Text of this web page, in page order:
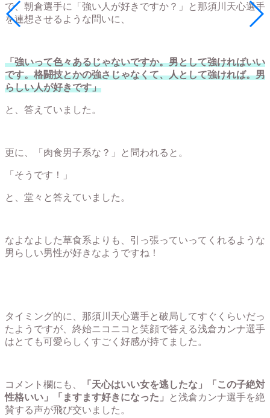
で、朝倉選手に「強い人が好きですか？」と那須川天心選手
を連想させるような問いに、
「強いって色々あるじゃないですか。男として強ければいい
です。格闘技とかの強さじゃなくて、人として強ければ。男
らしい人が好きです」
と、答えていました。
更に、「肉食男子系な？」と問われると。
「そうです！」
と、堂々と答えていました。
なよなよした草食系よりも、引っ張っていってくれるような
男らしい男性が好きなようですね！
タイミング的に、那須川天心選手と破局してすぐくらいだっ
たようですが、終始ニコニコと笑顔で答える浅倉カンナ選手
はとても可愛らしくすごく好感が持てました。
コメント欄にも、
「天心はいい女を逃したな」「この子絶対
性格いい」「ますます好きになった」
と浅倉カンナ選手を絶
賛する声が飛び交いました。